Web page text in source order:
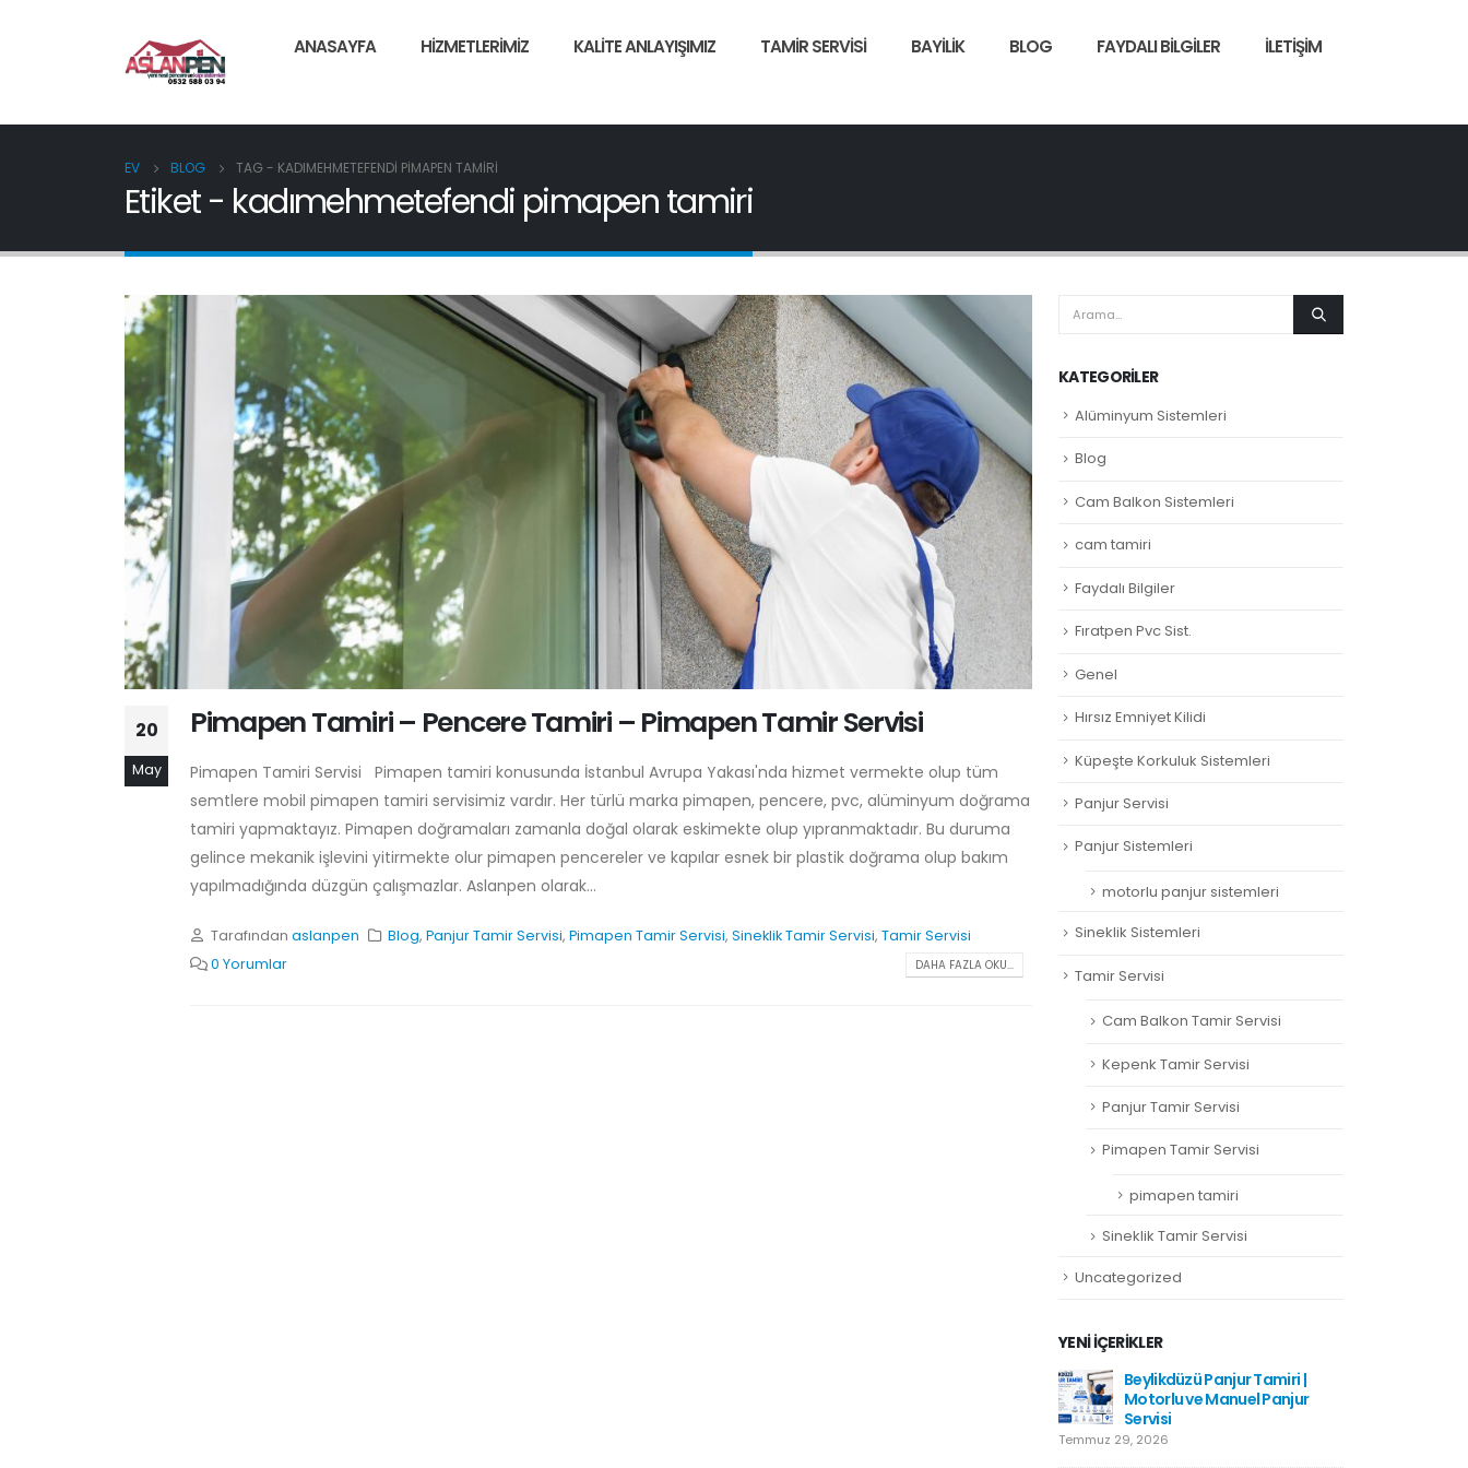
ANASAYFA HIZMETLERIMIZ KALITE ANLAYIŞIMIZ TAMIR SERVISI BAYILIK BLOG FAYDALI BILGILER İLETIŞIM
EV BLOG TAG - KADIMEHMETEFENDI PIMAPEN TAMIRI
Etiket - kadımehmetefendi pimapen tamiri
20
May
Pimapen Tamiri – Pencere Tamiri – Pimapen Tamir Servisi
Pimapen Tamiri Servisi Pimapen tamiri konusunda İstanbul Avrupa Yakası'nda hizmet vermekte olup tüm
semtlere mobil pimapen tamiri servisimiz vardır. Her türlü marka pimapen, pencere, pvc, alüminyum doğrama
tamiri yapmaktayız. Pimapen doğramaları zamanla doğal olarak eskimekte olup yıpranmaktadır. Bu duruma
gelince mekanik işlevini yitirmekte olur pimapen pencereler ve kapılar esnek bir plastik doğrama olup bakım
yapılmadığında düzgün çalışmazlar. Aslanpen olarak...
Tarafından aslanpen Blog,Panjur Tamir Servisi,Pimapen Tamir Servisi,Sineklik Tamir Servisi,Tamir Servisi
0 Yorumlar
DAHA FAZLA OKU...
KATEGORILER
Alüminyum Sistemleri
Blog
Cam Balkon Sistemleri
cam tamiri
Faydalı Bilgiler
Fıratpen Pvc Sist.
Genel
Hırsız Emniyet Kilidi
Küpeşte Korkuluk Sistemleri
Panjur Servisi
Panjur Sistemleri
motorlu panjur sistemleri
Sineklik Sistemleri
Tamir Servisi
Cam Balkon Tamir Servisi
Kepenk Tamir Servisi
Panjur Tamir Servisi
Pimapen Tamir Servisi
pimapen tamiri
Sineklik Tamir Servisi
Uncategorized
YENI İÇERIKLER
Beylikdüzü Panjur Tamiri |
Motorlu ve Manuel Panjur
Servisi
Temmuz 29, 2026